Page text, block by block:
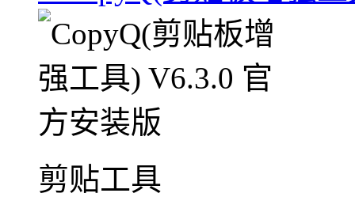
剪贴工具